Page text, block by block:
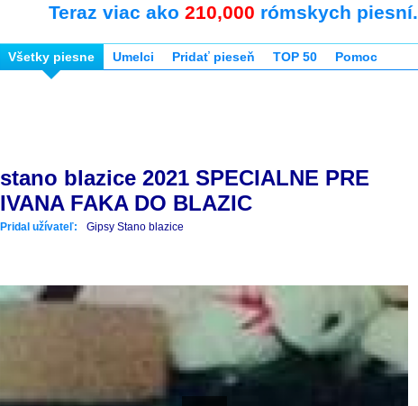
Teraz viac ako 210,000 rómskych piesní.
Všetky piesne Umelci Pridať pieseň TOP 50 Pomoc
stano blazice 2021 SPECIALNE PRE
IVANA FAKA DO BLAZIC
Pridal užívateľ: Gipsy Stano blazice